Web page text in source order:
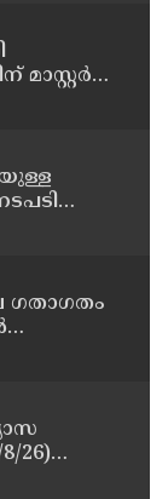
ഗതാഗതം
26)